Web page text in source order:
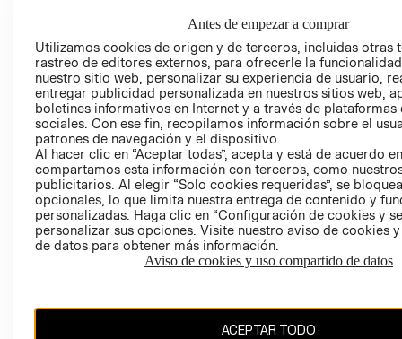
POLÍTICA
EMPRESARIAL
CONDICIONES
AVISO DE
PRIVACIDAD
GIFT CARD
AVISO DE
Antes de empezar a comprar
Utilizamos cookies de origen y de terceros, incluidas otras
rastreo de editores externos, para ofrecerle la
nuestro sitio web, personalizar su experiencia de usuario,
entregar publicidad personalizada en nuestros sitios web,
boletines informativos en Internet y a través de plataformas
sociales. Con ese fin, recopilamos información sobre el
patrones de navegación y el dispositivo.
Al hacer clic en “Aceptar todas”, acepta y está de acuerdo
compartamos esta información con terceros, como
publicitarios. Al elegir “Solo cookies requeridas”, se
opcionales, lo que limita nuestra entrega de contenido y
personalizadas. Haga clic en “Configuración de cookies y
personalizar sus opciones. Visite nuestro aviso de cookies
de datos para obtener más información.
Aviso de cookies y uso compartido de datos
ACEPTAR TODO